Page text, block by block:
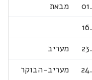
מבאת
מעריב
מעריב-הבוקר